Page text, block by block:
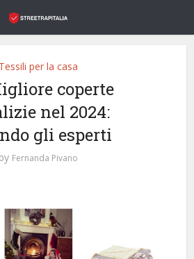
Tessili per la casa
coperte
nel 2024:
gli esperti
by Fernanda Pivano